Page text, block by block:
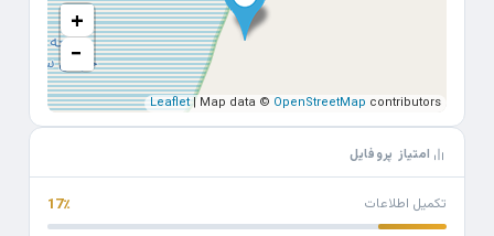
+
−
Leaflet| Map data © OpenStreetMap contributors
امتیاز پروفایل
تکمیل اطلاعات 17٪